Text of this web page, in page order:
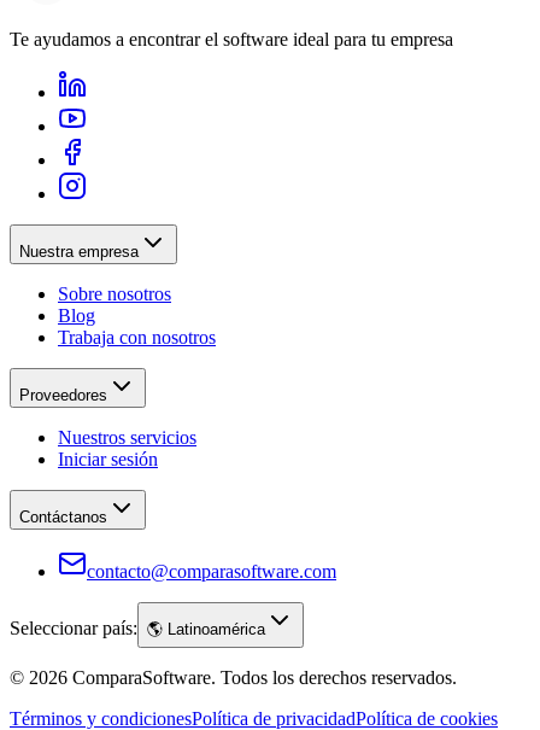
Te ayudamos a encontrar el software ideal para tu empresa
Nuestra empresa
Sobre nosotros
Blog
Trabaja con nosotros
Proveedores
Nuestros servicios
Iniciar sesión
Contáctanos
contacto@comparasoftware.com
Seleccionar país: 🌎 Latinoamérica
© 2026 ComparaSoftware. Todos los derechos reservados.
Términos y condicionesPolítica de privacidadPolítica de cookies